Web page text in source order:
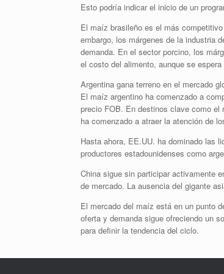
Esto podría indicar el inicio de un
El maíz brasileño es el más
embargo, los márgenes de la industria
demanda. En el sector porcino, los
el costo del alimento, aunque se
Argentina gana terreno en el mercado
El maíz argentino ha comenzado a
precio FOB. En destinos clave como
ha comenzado a atraer la atención de
Hasta ahora, EE.UU. ha dominado las
productores estadounidenses como
China sigue sin participar activamente
de mercado. La ausencia del gigante
El mercado del maíz está en un punto
oferta y demanda sigue ofreciendo un
para definir la tendencia del ciclo.